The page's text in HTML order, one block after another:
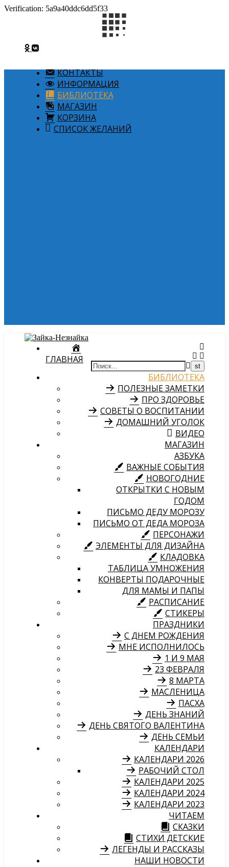
Verification: 5a9a40ddc6dd5f33
КОНТАКТЫ
ИНФОРМАЦИЯ
БИБЛИОТЕКА
МАГАЗИН
КОРЗИНА
СПИСОК ЖЕЛАНИЙ
ГЛАВНАЯ
БИБЛИОТЕКА
ПОЛЕЗНЫЕ ЗАМЕТКИ
ПРО ЗДОРОВЬЕ
СОВЕТЫ О ВОСПИТАНИИ
ДОМАШНИЙ УГОЛОК
ВИДЕО
МАГАЗИН
АЗБУКА
ВАЖНЫЕ СОБЫТИЯ
НОВОГОДНИЕ
ОТКРЫТКИ С НОВЫМ
ГОДОМ
ПИСЬМО ДЕДУ МОРОЗУ
ПИСЬМО ОТ ДЕДА МОРОЗА
ПЕРСОНАЖИ
ЭЛЕМЕНТЫ ДЛЯ ДИЗАЙНА
КЛАДОВКА
ТАБЛИЦА УМНОЖЕНИЯ
КОНВЕРТЫ ПОДАРОЧНЫЕ
ДЛЯ МАМЫ И ПАПЫ
РАСПИСАНИЕ
СТИКЕРЫ
ПРАЗДНИКИ
С ДНЕМ РОЖДЕНИЯ
МНЕ ИСПОЛНИЛОСЬ
1 И 9 МАЯ
23 ФЕВРАЛЯ
8 МАРТА
МАСЛЕНИЦА
ПАСХА
ДЕНЬ ЗНАНИЙ
ДЕНЬ СВЯТОГО ВАЛЕНТИНА
ДЕНЬ СЕМЬИ
КАЛЕНДАРИ
КАЛЕНДАРИ 2026
РАБОЧИЙ СТОЛ
КАЛЕНДАРИ 2025
КАЛЕНДАРИ 2024
КАЛЕНДАРИ 2023
ЧИТАЕМ
СКАЗКИ
СТИХИ ДЕТСКИЕ
ЛЕГЕНДЫ И РАССКАЗЫ
НАШИ НОВОСТИ